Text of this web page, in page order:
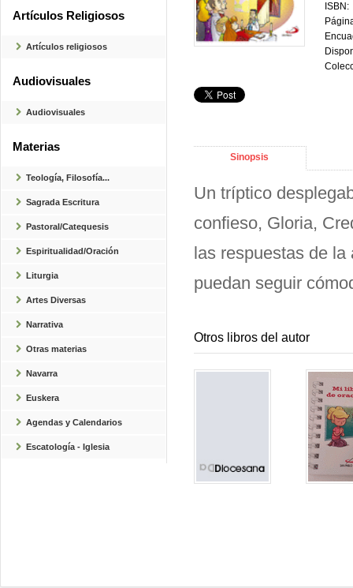
Artículos Religiosos
Artículos religiosos
Audiovisuales
Audiovisuales
Materias
Teología, Filosofía...
Sagrada Escritura
Pastoral/Catequesis
Espiritualidad/Oración
Liturgia
Artes Diversas
Narrativa
Otras materias
Navarra
Euskera
Agendas y Calendarios
Escatología - Iglesia
ISBN:
Sinopsis
Un tríptico
confieso, Gloria,
las respuestas de
puedan seguir
Otros libros del autor